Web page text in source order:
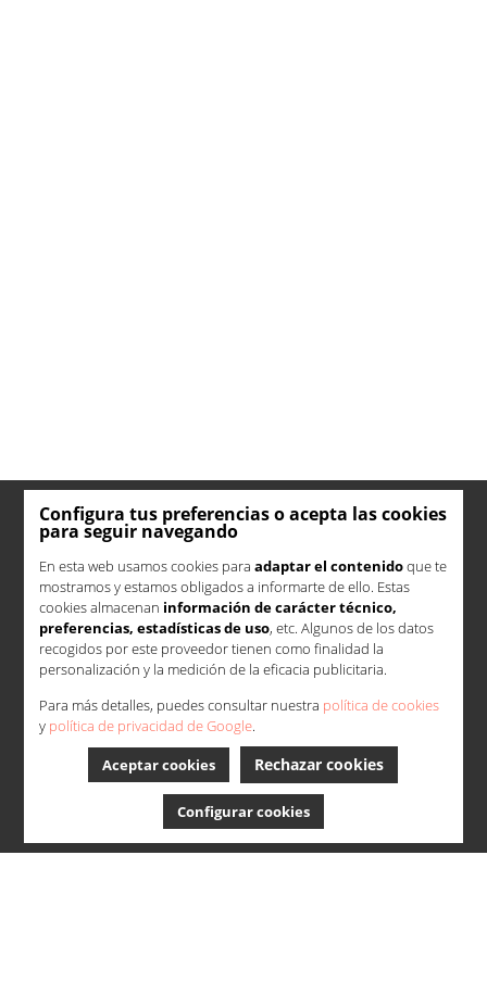
Configura tus preferencias o acepta las cookies
para seguir navegando
En esta web usamos cookies para adaptar el contenidoque te
mostramos y estamos obligados a informarte de ello. Estas
cookies almacenan información de carácter técnico,
preferencias, estadísticas de uso, etc. Algunos de los datos
recogidos por este proveedor tienen como finalidad la
personalización y la medición de la eficacia publicitaria.
Para más detalles, puedes consultar nuestra política de cookies
y política de privacidad de Google.
Aceptar cookies
Rechazar cookies
Configurar cookies